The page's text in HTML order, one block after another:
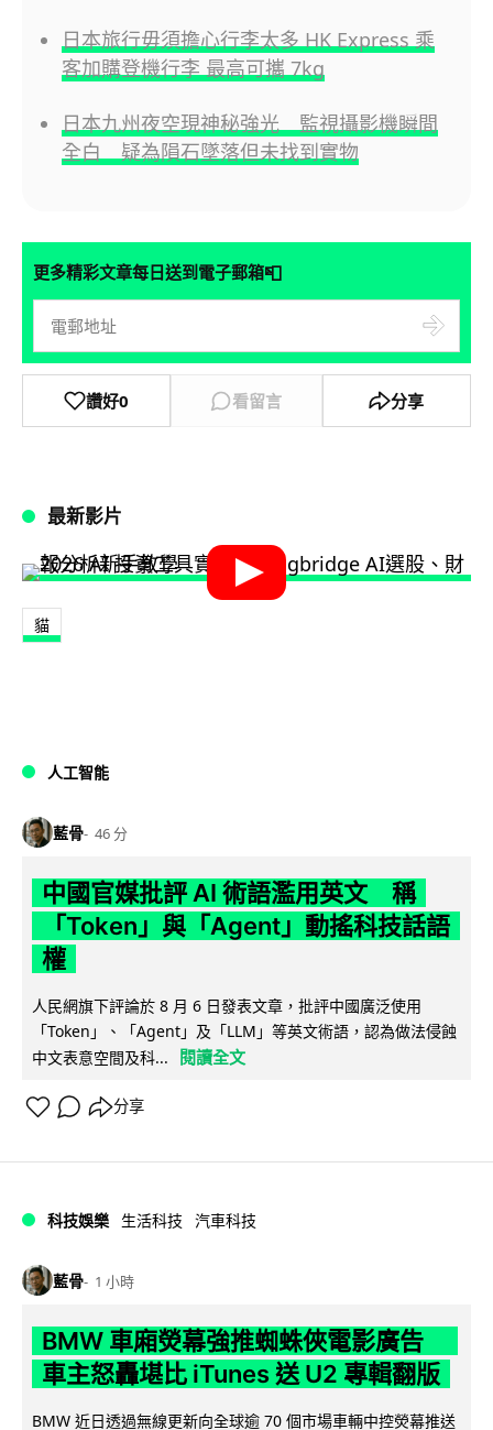
日本旅行毋須擔心行李太多 HK Express 乘
客加購登機行李 最高可攜 7kg
日本九州夜空現神秘強光 監視攝影機瞬間
全白 疑為隕石墜落但未找到實物
更多精彩文章每日送到電子郵箱📮
讚好0 看留言 分享
最新影片
貓
人工智能
藍骨 46 分
中國官媒批評 AI 術語濫用英文 稱
「Token」與「Agent」動搖科技話語
權
人民網旗下評論於 8 月 6 日發表文章，批評中國廣泛使用
「Token」、「Agent」及「LLM」等英文術語，認為做法侵蝕
中文表意空間及科...
閱讀全文
分享
科技娛樂 生活科技 汽車科技
藍骨 1 小時
BMW 車廂熒幕強推蜘蛛俠電影廣告
車主怒轟堪比 iTunes 送 U2 專輯翻版
BMW 近日透過無線更新向全球逾 70 個市場車輛中控熒幕推送